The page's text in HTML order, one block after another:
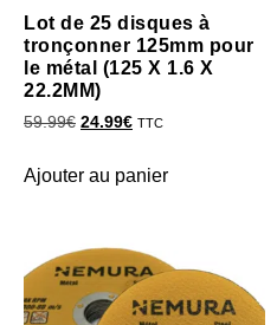
Lot de 25 disques à
tronçonner 125mm pour
le métal (125 X 1.6 X
22.2MM)
59.99€ 24.99€ TTC
Ajouter au panier